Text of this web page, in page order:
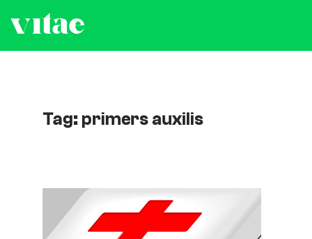
Tag: primers auxilis